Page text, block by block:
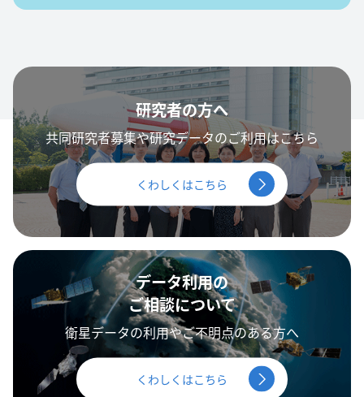
研究者の方へ
共同研究者募集や研究データのご利用はこちら
くわしくはこちら
データ利用の
ご相談について
衛星データの利用やご不明点のある方へ
くわしくはこちら